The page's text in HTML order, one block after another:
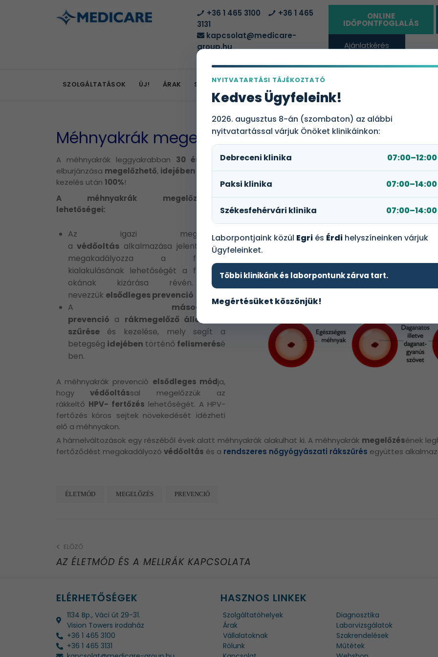
+36 1 465 3100
+36 1 465
3131
kapcsolat@medicare-
group.hu
ONLINE
IDŐPONTFOGLALÁS
Ajánlatkérés
vállalatoknak
SZOLGÁLTATÁSOK ÚJ! ÁRAK SZOLGÁLTATÓHELYEK EGÉSZSÉGBIZTOSÍTÁSI CSOMAGOK
Méhnyakrák megelőzése
A méhnyakrák leggyakrabban 30 és 60 éves kor közöttfordul elő, leggyakrabban sajnos
elburjánzása megelőzhető, idejében felismerve meggyógyítható. A nőgyógyásztat0. stádiumban
kezelés után 100%!
A méhnyakrák megelőzésének
lehetőségei:
Az igazi megelőzést
avédőoltás alkalmazása jelenti, mivel
megakadályozza a fertőzés
kialakulásának lehetőségét a fertőzés
okának kizárása révén. Ezt
nevezzük elsődleges prevenció
A másodlagos
prevenció a rákmegelőző állapotok
szűréseés kezelése, mely segít a
betegség idejében történő felismerésé
ben.
A méhnyakrák prevenció elsődleges módja,
hogyvédőoltással megelőzzük az
rákkeltő HPV- fertőzés lehetőségét. A HPV-
fertőzés kóros sejtek növekedését idézheti
elő a méhnyakon.
A hámelváltozások egy részéből évek alatt méhnyakrák alakulhat ki. A méhnyakrák megelőzésének
fertőződést megakadályozó védőoltás és a rendszeres nőgyógyászati rákszűrés együttes
ÉLETMÓD MEGELŐZÉS PREVENCIÓ
ELŐZŐ
AZ ÉLETMÓD ÉS A MELLRÁK KAPCSOLATA
ELÉRHETŐSÉGEK
1134 Bp., Váci út 29-31.
Vision Towers irodaház
+36 1 465 3100
+36 1 465 3131
HASZNOS LINKEK
Szolgáltatóhelyek
Árak
Vállalatoknak
Rólunk
Diagnosztika
Laborvizsgálatok
Szakrendelések
Műtétek
NYITVATARTÁSI TÁJÉKOZTATÓ
Kedves Ügyfeleink!
2026. augusztus 8-án (szombaton) az alábbi
nyitvatartással várjuk Önöket klinikáinkon:
Debreceni klinika 07:00–12:00
Paksi klinika 07:00–14:00
Székesfehérvári klinika 07:00–14:00
Laborpontjaink közül Egri és Érdi helyszíneinken várjuk
Ügyfeleinket.
Többi klinikánk és laborpontunk zárva tart.
Megértésüket köszönjük!